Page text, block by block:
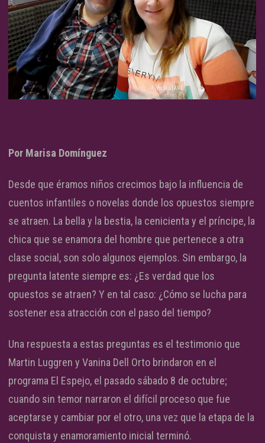
Por Marisa Domínguez
Desde que éramos niños crecimos bajo la influencia de
cuentos infantiles o novelas donde los opuestos siempre
se atraen. La bella y la bestia, la cenicienta y el príncipe, la
chica que se enamora del hombre que pertenece a otra
clase social, son solo algunos ejemplos. Sin embargo, la
pregunta latente siempre es: ¿Es verdad que los
opuestos se atraen? Y en tal caso: ¿Cómo se lucha para
sostener esa atracción con el paso del tiempo?
Una respuesta a estas preguntas es el testimonio que
Martin Luggren y Vanina Dell Orto brindaron en el
programa El Espejo, el pasado sábado 8 de octubre;
cuando sin temor narraron el difícil proceso que fue
aceptarse y cambiar por el otro, una vez que la etapa de la
conquista y enamoramiento inicial terminó.